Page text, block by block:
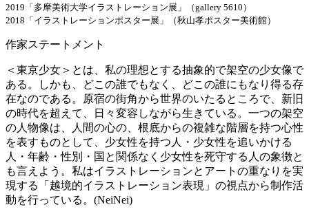
2019 「多摩美術大学イラストレーション展」（gallery 5610 ）
2018 「イラストレーションポスター展」（秋山孝ポスター美術館）
作家ステートメント
＜東京少女＞とは、私の理想とする抽象的で架空の少女像で
ある。しかも、どこの誰でもなく、どこの誰にもなり得る存
在なのである。原宿の街角から世界のいたるところで、新旧
の時代を超えて、日々変容しながら生きている。一つの架空
の人物像は、人間の心の、根底からの複雑な階層を持つ心性
を表すものとして、少女性を持つ人・少女性を追いかける
人・年齢・性別・国と関係なく少女性を死守する人の象徴と
も言えよう。私はイラストレーションとアートの重なりを実
現する「越境的イラストレーション表現」の視点から制作活
動を行っている。(NeiNei)